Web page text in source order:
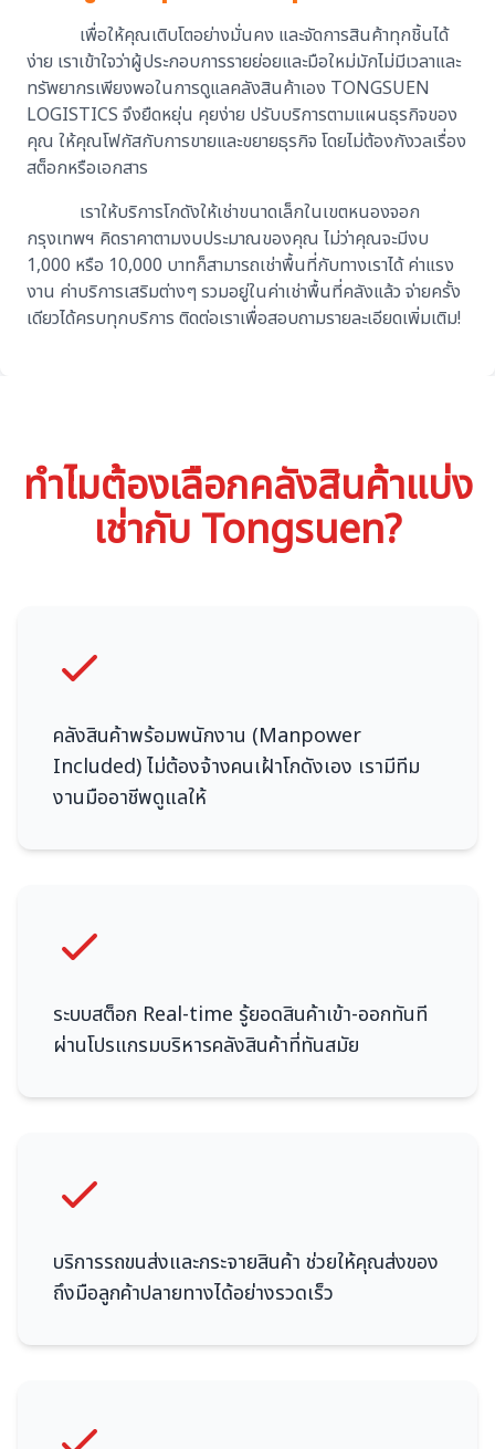
เพื่อให้คุณเติบโตอย่างมั่นคง และจัดการสินค้าทุกชิ้นได้
ง่าย เราเข้าใจว่าผู้ประกอบการรายย่อยและมือใหม่มักไม่มีเวลาและ
ทรัพยากรเพียงพอในการดูแลคลังสินค้าเอง TONGSUEN
LOGISTICS จึงยืดหยุ่น คุยง่าย ปรับบริการตามแผนธุรกิจของ
คุณ ให้คุณโฟกัสกับการขายและขยายธุรกิจ โดยไม่ต้องกังวลเรื่อง
สต็อกหรือเอกสาร
เราให้บริการโกดังให้เช่าขนาดเล็กในเขตหนองจอก
กรุงเทพฯ คิดราคาตามงบประมาณของคุณ ไม่ว่าคุณจะมีงบ
1,000 หรือ 10,000 บาทก็สามารถเช่าพื้นที่กับทางเราได้ ค่าแรง
งาน ค่าบริการเสริมต่างๆ รวมอยู่ในค่าเช่าพื้นที่คลังแล้ว จ่ายครั้ง
เดียวได้ครบทุกบริการ ติดต่อเราเพื่อสอบถามรายละเอียดเพิ่มเติม!
ทำไมต้องเลือกคลังสินค้าแบ่ง
เช่ากับ Tongsuen?
คลังสินค้าพร้อมพนักงาน (Manpower
Included) ไม่ต้องจ้างคนเฝ้าโกดังเอง เรามีทีม
งานมืออาชีพดูแลให้
ระบบสต็อก Real-time รู้ยอดสินค้าเข้า-ออกทันที
ผ่านโปรแกรมบริหารคลังสินค้าที่ทันสมัย
บริการรถขนส่งและกระจายสินค้า ช่วยให้คุณส่งของ
ถึงมือลูกค้าปลายทางได้อย่างรวดเร็ว